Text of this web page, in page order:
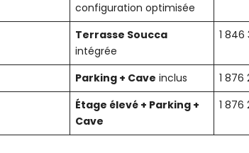
configuration optimisée
Terrasse Soucca
intégrée
1 846
Parking + Cave inclus
1 876
Étage élevé + Parking +
Cave
1 876